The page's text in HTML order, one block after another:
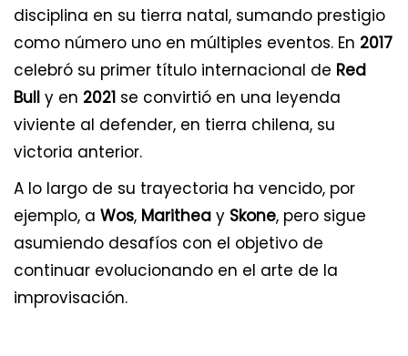
disciplina en su tierra natal, sumando prestigio
como número uno en múltiples eventos. En 2017
celebró su primer título internacional de Red
Bull y en 2021 se convirtió en una leyenda
viviente al defender, en tierra chilena, su
victoria anterior.
A lo largo de su trayectoria ha vencido, por
ejemplo, a Wos, Marithea y Skone, pero sigue
asumiendo desafíos con el objetivo de
continuar evolucionando en el arte de la
improvisación.